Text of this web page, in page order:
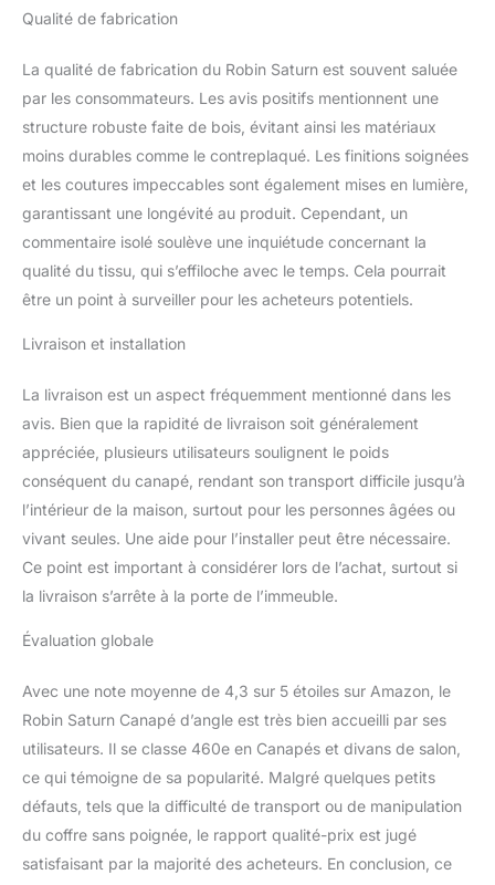
détendre. Données
280 x 200 x 75 cm,
couchage 210 x 130 cm,
tolérance +/- 2 cm, tissu
JUNGLE, pieds en métal
argente 5 cm, côté
gauche ou droit au
choix, coffer, fonction
couchage, dos revêtu.
Qualité de fabrication
La qualité de fabrication du Robin Saturn est souvent saluée
par les consommateurs. Les avis positifs mentionnent une
structure robuste faite de bois, évitant ainsi les matériaux
moins durables comme le contreplaqué. Les finitions soignées
et les coutures impeccables sont également mises en lumière,
garantissant une longévité au produit. Cependant, un
commentaire isolé soulève une inquiétude concernant la
qualité du tissu, qui s’effiloche avec le temps. Cela pourrait
être un point à surveiller pour les acheteurs potentiels.
Livraison et installation
La livraison est un aspect fréquemment mentionné dans les
avis. Bien que la rapidité de livraison soit généralement
appréciée, plusieurs utilisateurs soulignent le poids
conséquent du canapé, rendant son transport difficile jusqu’à
l’intérieur de la maison, surtout pour les personnes âgées ou
vivant seules. Une aide pour l’installer peut être nécessaire.
Ce point est important à considérer lors de l’achat, surtout si
la livraison s’arrête à la porte de l’immeuble.
Évaluation globale
Avec une note moyenne de 4,3 sur 5 étoiles sur Amazon, le
Robin Saturn Canapé d’angle est très bien accueilli par ses
utilisateurs. Il se classe 460e en Canapés et divans de salon,
ce qui témoigne de sa popularité. Malgré quelques petits
défauts, tels que la difficulté de transport ou de manipulation
du coffre sans poignée, le rapport qualité-prix est jugé
satisfaisant par la majorité des acheteurs. En conclusion, ce